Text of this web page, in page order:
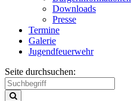
Downloads
Presse
Termine
Galerie
Jugendfeuerwehr
Seite durchsuchen: